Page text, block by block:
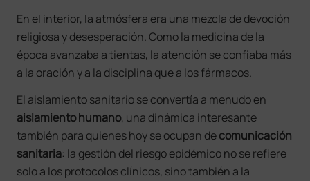
En el interior, la atmósfera era una mezcla de devoción
religiosa y desesperación. Como la medicina de la
época avanzaba a tientas, la atención se confiaba más
a la oración y a la disciplina que a los fármacos.
El aislamiento sanitario se convertía a menudo en
aislamiento humano, una dinámica interesante
también para quienes hoy se ocupan decomunicación
sanitaria: la gestión del riesgo epidémico no se refiere
solo a los protocolos clínicos, sino también a la